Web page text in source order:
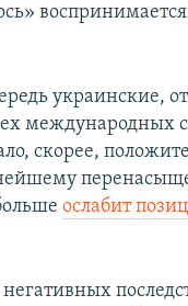
украинские,
международных
скорее,
ослабит